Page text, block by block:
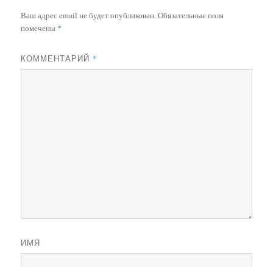
Ваш адрес email не будет опубликован. Обязательные поля
помечены *
КОММЕНТАРИЙ *
ИМЯ